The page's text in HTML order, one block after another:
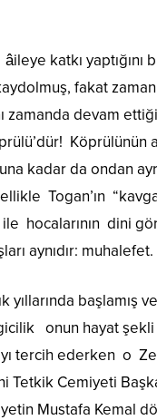
katkı yaptığını
fakat
zamanda devam
Köprülünün
kadar da ondan
Togan’ın
ile hocalarının dini
aynıdır: muhalefet.
yıllarında başlamış
onun hayat şekli
tercih ederken o
Tetkik Cemiyeti
Mustafa Kemal